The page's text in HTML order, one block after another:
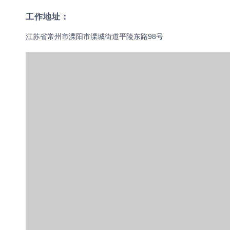
工作地址：
江苏省常州市溧阳市溧城街道平陵东路98号